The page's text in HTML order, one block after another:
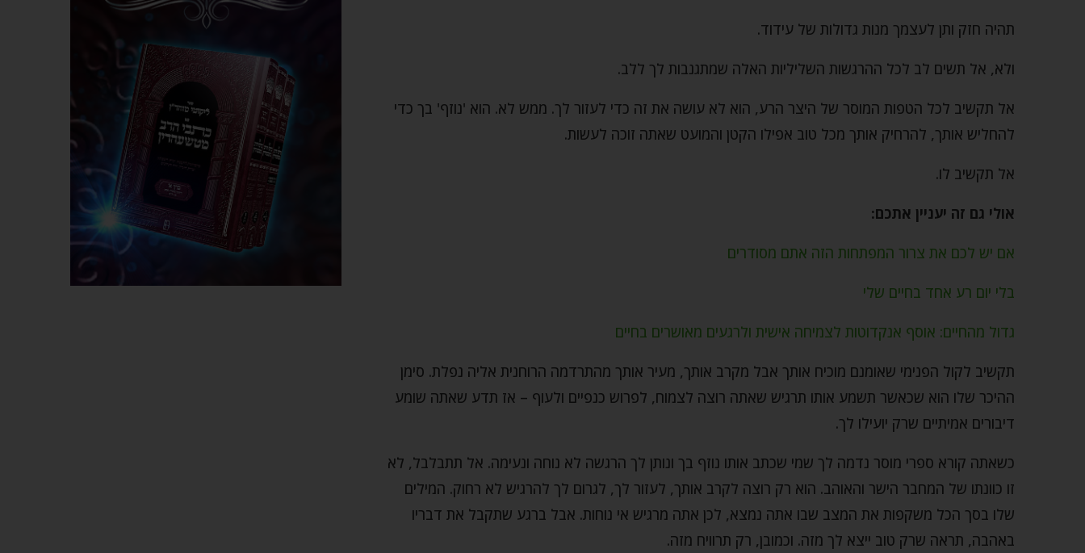
תהיה חזק ותן לעצמך מנות גדולות של עידוד.
ולא, אל תשים לב לכל ההרגשות השליליות האלה שמתגנבות לך ללב.
אל תקשיב לכל הטפות המוסר של היצר הרע, הוא לא עושה את זה כדי לעזור לך. ממש לא. הוא 'נוזף' בך כדי
להחליש אותך, להרחיק אותך מכל טוב אפילו הקטן והמועט שאתה זוכה לעשות.
אל תקשיב לו.
אולי גם זה יעניין אתכם:
אם יש לכם את צרור המפתחות הזה אתם מסודרים
בלי יום רע אחד בחיים שלי
גדול מהחיים: אוסף אנקדוטות לצמיחה אישית ולרגעים מאושרים בחיים
תקשיב לקול הפנימי שאומנם מוכיח אותך אבל מקרב אותך, מעיר אותך מהתרדמה הרוחנית אליה נפלת. סימן
ההיכר שלו הוא שכאשר תשמע אותו תרגיש שאתה רוצה לצמוח, לפרוש כנפיים ולעוף – אז תדע שאתה שומע
דיבורים אמיתיים שרק יועילו לך.
כשאתה קורא ספרי מוסר נדמה לך שמי שכתב אותו נוזף בך ונותן לך הרגשה לא נוחה ונעימה. אל תתבלבל, לא
זו כוונתו של המחבר הישר והאוהב. הוא רק רוצה לקרב אותך, לעזור לך, לגרום לך להרגיש לא רחוק. המילים
שלו בסך הכל משקפות את המצב שבו אתה נמצא, לכן אתה מרגיש אי נוחות. אבל ברגע שתקבל את דבריו
באהבה, תראה שרק טוב ייצא לך מזה. וכמובן, רק תרוויח מזה.